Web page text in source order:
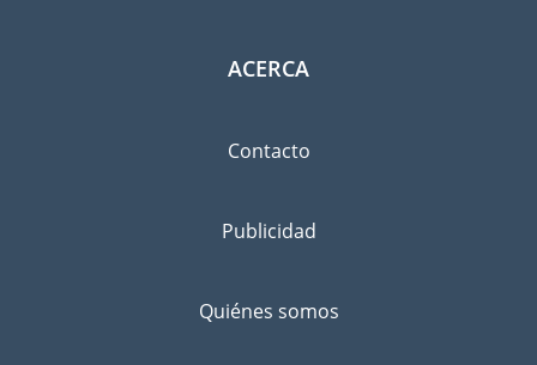
ACERCA
Contacto
Publicidad
Quiénes somos